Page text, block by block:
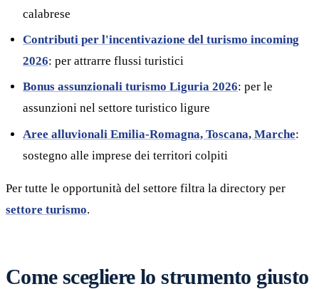
calabrese
Contributi per l'incentivazione del turismo incoming
2026: per attrarre flussi turistici
Bonus assunzionali turismo Liguria 2026: per le
assunzioni nel settore turistico ligure
Aree alluvionali Emilia-Romagna, Toscana, Marche:
sostegno alle imprese dei territori colpiti
Per tutte le opportunità del settore filtra la directory per
settore turismo.
Come scegliere lo strumento giusto